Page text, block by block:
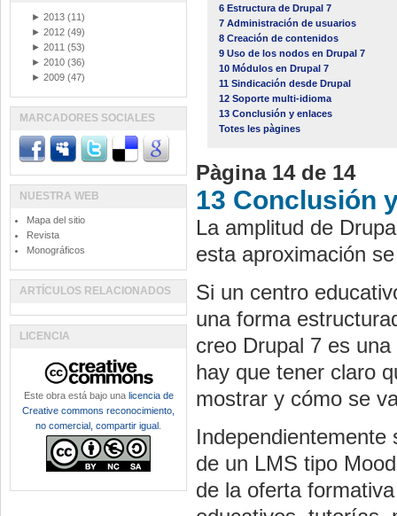
6 Estructura de Drupal 7
7 Administración de usuarios
8 Creación de contenidos
9 Uso de los nodos en Drupal 7
10 Módulos en Drupal 7
11 Sindicación desde Drupal
12 Soporte multi-idioma
13 Conclusión y enlaces
Totes les pàgines
Pàgina 14 de 14
13 Conclusión
La amplitud de
esta aproximación
Si un centro
una forma
creo Drupal 7 es
hay que tener claro
mostrar y cómo se
de un LMS tipo
de la oferta
► 2013 (11)
► 2012 (49)
► 2011 (53)
► 2010 (36)
► 2009 (47)
MARCADORES SOCIALES
NUESTRA WEB
Mapa del sitio
Revista
Monográficos
ARTÍCULOS RELACIONADOS
LICENCIA
Este obra está bajo una licencia de
Creative commons reconocimiento,
no comercial, compartir igual